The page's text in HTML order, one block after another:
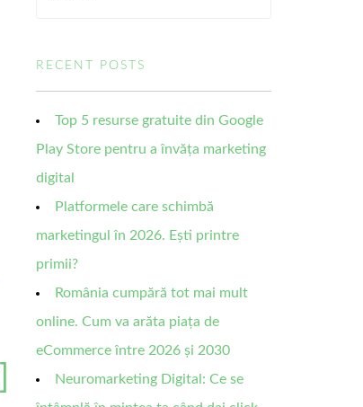
RECENT POSTS
Top 5 resurse gratuite din Google
Play Store pentru a învăța marketing
digital
Platformele care schimbă
marketingul în 2026. Ești printre
primii?
România cumpără tot mai mult
online. Cum va arăta piața de
eCommerce între 2026 și 2030
Neuromarketing Digital: Ce se